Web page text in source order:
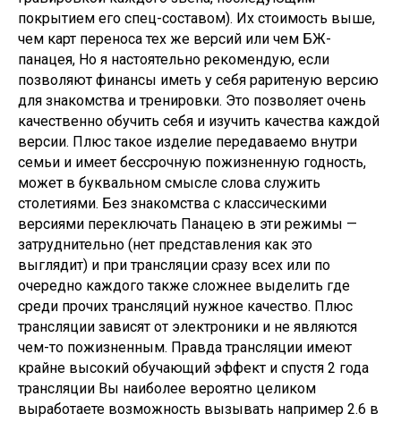
покрытием его спец-составом). Их стоимость выше,
чем карт переноса тех же версий или чем БЖ-
панацея, Но я настоятельно рекомендую, если
позволяют финансы иметь у себя раритеную версию
для знакомства и тренировки. Это позволяет очень
качественно обучить себя и изучить качества каждой
версии. Плюс такое изделие передаваемо внутри
семьи и имеет бессрочную пожизненную годность,
может в буквальном смысле слова служить
столетиями. Без знакомства с классическими
версиями переключать Панацею в эти режимы —
затруднительно (нет представления как это
выглядит) и при трансляции сразу всех или по
очередно каждого также сложнее выделить где
среди прочих трансляций нужное качество. Плюс
трансляции зависят от электроники и не являются
чем-то пожизненным. Правда трансляции имеют
крайне высокий обучающий эффект и спустя 2 года
трансляции Вы наиболее вероятно целиком
выработаете возможность вызывать например 2.6 в